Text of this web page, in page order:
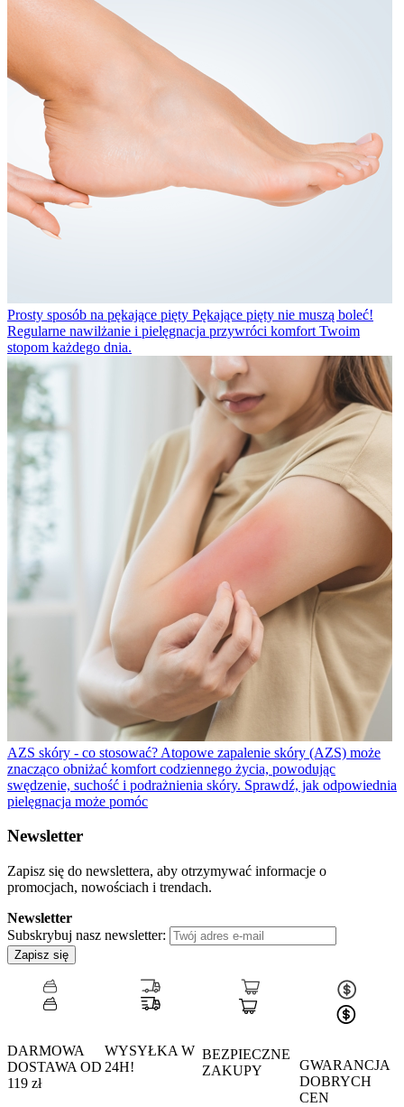
Prosty sposób na pękające pięty Pękające pięty nie muszą boleć!
Regularne nawilżanie i pielęgnacja przywróci komfort Twoim
stopom każdego dnia.
AZS skóry - co stosować? Atopowe zapalenie skóry (AZS) może
znacząco obniżać komfort codziennego życia, powodując
swędzenie, suchość i podrażnienia skóry. Sprawdź, jak odpowiednia
pielęgnacja może pomóc
Newsletter
Zapisz się do newslettera, aby otrzymywać informacje o
promocjach, nowościach i trendach.
Newsletter
Subskrybuj nasz newsletter:
Zapisz się
DARMOWA
DOSTAWA OD
119 zł
WYSYŁKA W
24H!
BEZPIECZNE
ZAKUPY
GWARANCJA
DOBRYCH
CEN